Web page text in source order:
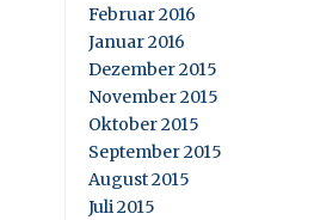
Februar 2016
Januar 2016
Dezember 2015
November 2015
Oktober 2015
September 2015
August 2015
Juli 2015